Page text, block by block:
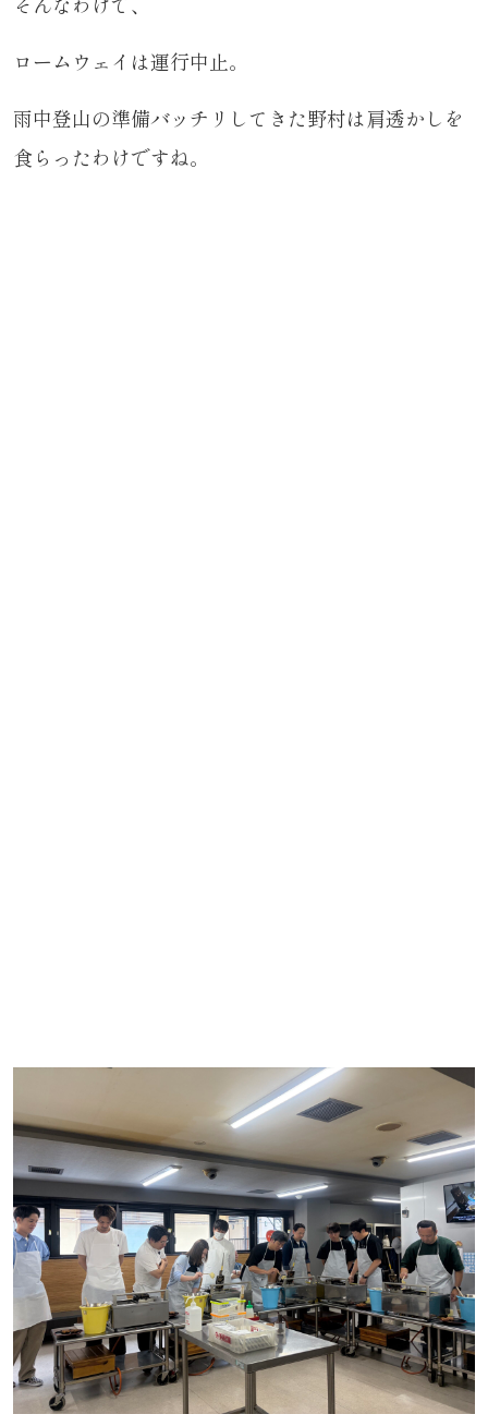
ロームウェイは運行中止。
雨中登山の準備バッチリしてきた野村は肩透かしを
食らったわけですね。